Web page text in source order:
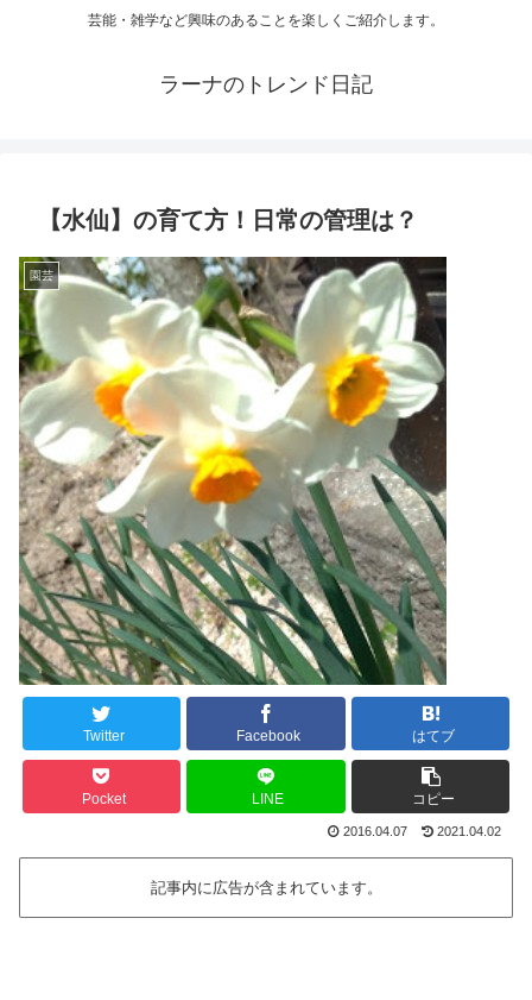
芸能・雑学など興味のあることを楽しくご紹介します。
ラーナのトレンド日記
【水仙】の育て方！日常の管理は？
園芸
Twitter Facebook はてブ
Pocket LINE コピー
2016.04.07 2021.04.02
記事内に広告が含まれています。